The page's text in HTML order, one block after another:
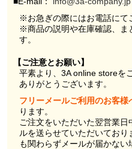
※お急ぎの際にはお電話にて
※商品の説明や在庫確認、ま
す。
【ご注意とお願い】
平素より、3A online storeを
ありがとうございます。
フリーメールご利用のお客様
ります。
ご注文をいただいた翌営業
ルを送らせていただいてお
も関わらずメールが届かない